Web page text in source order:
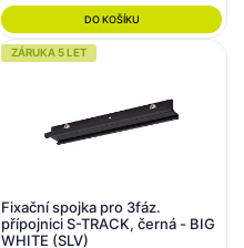
DO KOŠÍKU
ZÁRUKA 5 LET
Fixační spojka pro 3fáz.
přípojnici S-TRACK, černá - BIG
WHITE (SLV)